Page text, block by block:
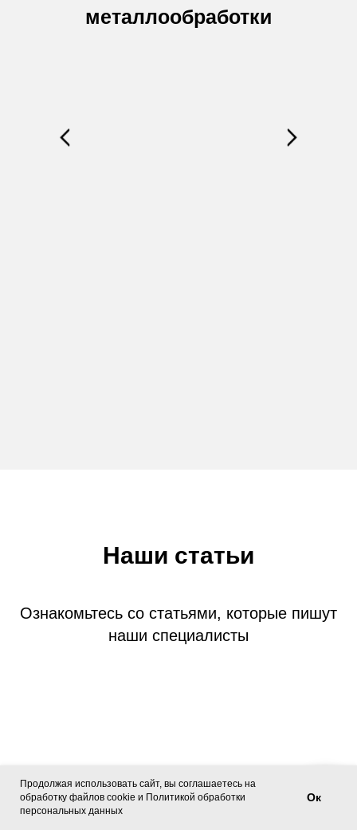
Напишите нам в Telegram или MAX!
металлообработки
Наши статьи
Ознакомьтесь со статьями, которые пишут
наши специалисты
Плюсы и минусы работы с Китаем
Продолжая использовать сайт, вы соглашаетесь на
обработку файлов cookie и Политикой обработки
персональных данных
Ок